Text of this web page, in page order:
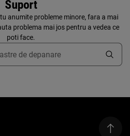
Suport
anumite probleme minore, fara a mai
problema mai jos pentru a vedea ce
poti face.